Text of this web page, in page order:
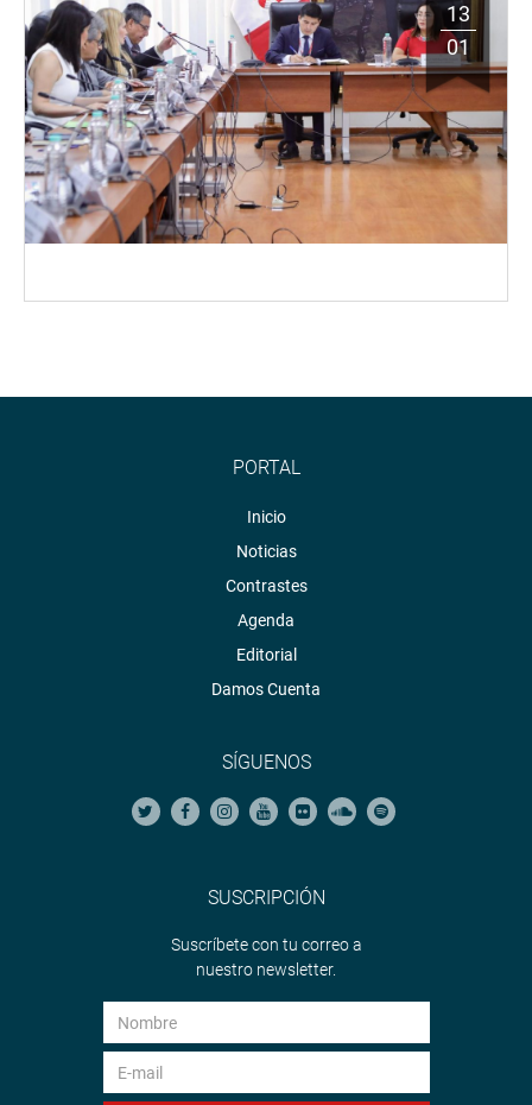
13
01
PORTAL
Inicio
Noticias
Contrastes
Agenda
Editorial
Damos Cuenta
SÍGUENOS
SUSCRIPCIÓN
Suscríbete con tu correo a
nuestro newsletter.